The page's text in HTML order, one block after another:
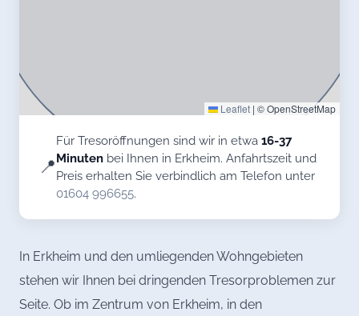
Leaflet | © OpenStreetMap
📍
Für Tresoröffnungen sind wir in etwa 16-37
Minuten bei Ihnen in Erkheim. Anfahrtszeit und
Preis erhalten Sie verbindlich am Telefon unter
01604 996655.
In Erkheim und den umliegenden Wohngebieten
stehen wir Ihnen bei dringenden Tresorproblemen zur
Seite. Ob im Zentrum von Erkheim, in den